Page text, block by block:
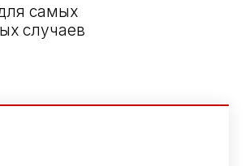
самых
случаев